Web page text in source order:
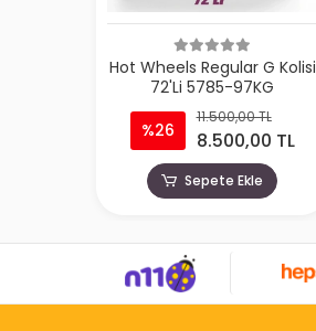
Hot Wheels Regular G Kolisi
72'Li 5785-97KG
%26
11.500,00 TL
8.500,00 TL
Sepete Ekle